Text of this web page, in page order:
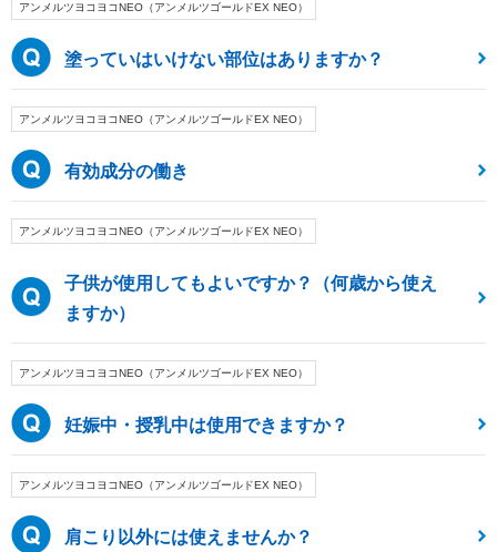
アンメルツヨコヨコNEO（アンメルツゴールドEX NEO）
塗っていはいけない部位はありますか？
アンメルツヨコヨコNEO（アンメルツゴールドEX NEO）
有効成分の働き
アンメルツヨコヨコNEO（アンメルツゴールドEX NEO）
子供が使用してもよいですか？（何歳から使え
ますか）
アンメルツヨコヨコNEO（アンメルツゴールドEX NEO）
妊娠中・授乳中は使用できますか？
アンメルツヨコヨコNEO（アンメルツゴールドEX NEO）
肩こり以外には使えませんか？